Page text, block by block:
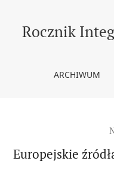
Rocznik
ARCHIWUM
Europejskie